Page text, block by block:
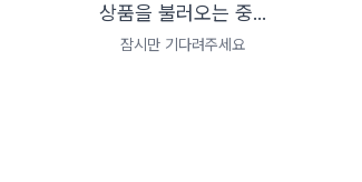
상품을 불러오는 중...
잠시만 기다려주세요